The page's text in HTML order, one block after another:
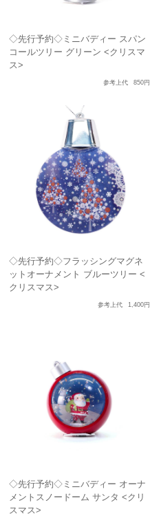
◇先行予約◇ミニバディー スパン
コールツリー グリーン <クリスマ
ス>
参考上代 850円
◇先行予約◇フラッシングマグネ
ットオーナメント ブルーツリー <
クリスマス>
参考上代 1,400円
◇先行予約◇ミニバディー オーナ
メントスノードーム サンタ <クリ
スマス>